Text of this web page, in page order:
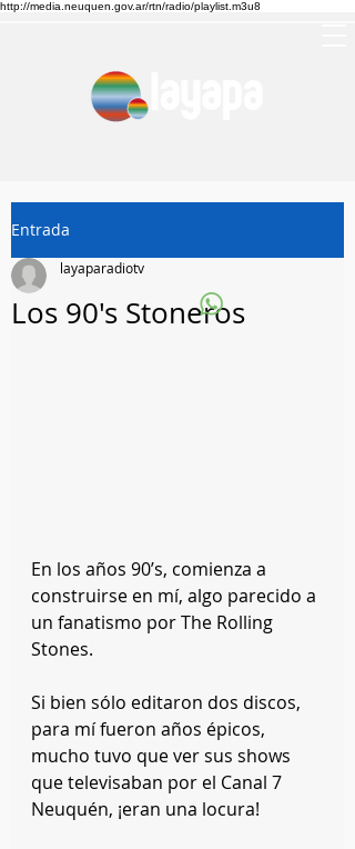
http://media.neuquen.gov.ar/rtn/radio/playlist.m3u8
Entrada
Los 90's Stoneros
layaparadiotv
En los años 90’s, comienza a
construirse en mí, algo parecido a
un fanatismo por The Rolling
Stones.
Si bien sólo editaron dos discos,
para mí fueron años épicos,
mucho tuvo que ver sus shows
que televisaban por el Canal 7
Neuquén, ¡eran una locura!